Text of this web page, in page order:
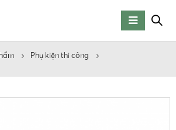
Phụ kiện thi công